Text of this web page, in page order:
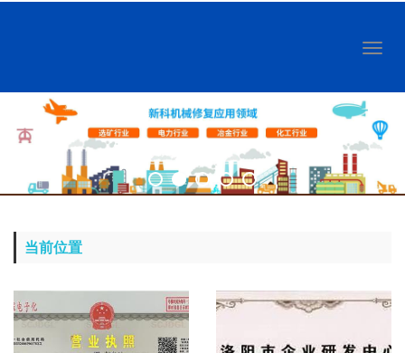
当前位置